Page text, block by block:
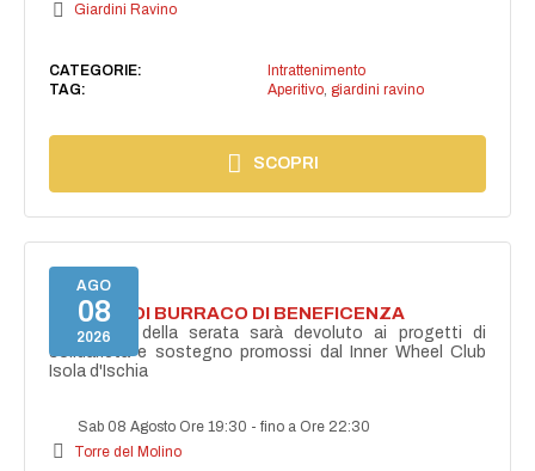
Giardini Ravino
CATEGORIE:
Intrattenimento
TAG:
Aperitivo, giardini ravino
SCOPRI
AGO
08
2026
TORNEO DI BURRACO DI BENEFICENZA
Il ricavato della serata sarà devoluto ai progetti di
solidarietà e sostegno promossi dal Inner Wheel Club
Isola d'Ischia
Sab 08 Agosto Ore 19:30 -fino a Ore 22:30
Torre del Molino